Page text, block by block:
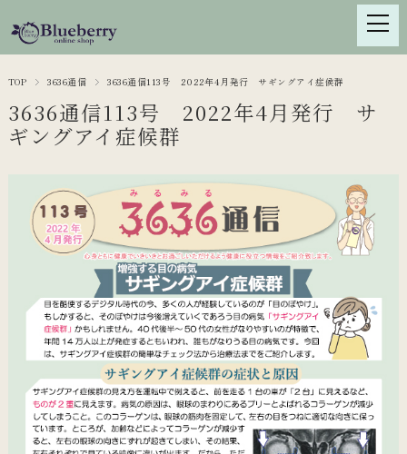
TOP 3636通信 3636通信113号 2022年4月発行 サギングアイ症候群
3636通信113号 2022年4月発行 サ
ギングアイ症候群